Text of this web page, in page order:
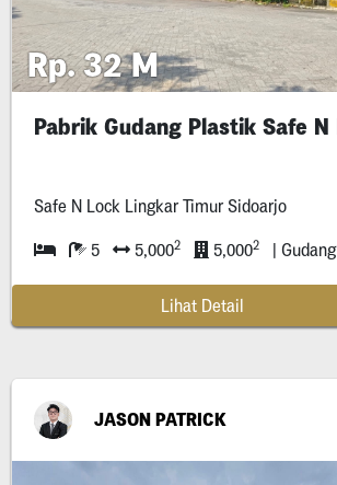
Rp. 32 M
Safe N Lock Lingkar Timur Sidoarjo
5 5,0002 5,0002 | Gudang
Lihat Detail
JASON PATRICK